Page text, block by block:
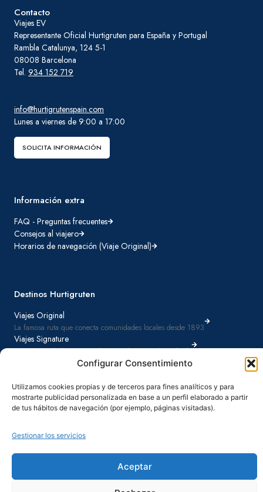
Configurar Consentimiento
Utilizamos cookies propias y de terceros para fines analíticos y para
mostrarte publicidad personalizada en base a un perfil elaborado a partir
de tus hábitos de navegación (por ejemplo, páginas visitadas).
Gestionar los servicios
Aceptar
Contacto
Viajes EV
Representante Oficial Hurtigruten para España y Portugal
Rambla Catalunya, 124 5-1
08008 Barcelona
Tel. 934 152 719
info@hurtigrutenspain.com
Lunes a viernes de 9:00 a 17:00
SOLICITA INFORMACIÓN
Información extra
FAQ - Preguntas frecuentes
Consejos al viajero
Horarios de navegación (Viaje Original)
Destinos Hurtigruten
Viajes Original
La famosa ruta que conecta comunidades locales desde 1893
Viajes Signature
Destinos cuidadosamente seleccionados con todo incluido
Términos y condiciones
Política de cookies